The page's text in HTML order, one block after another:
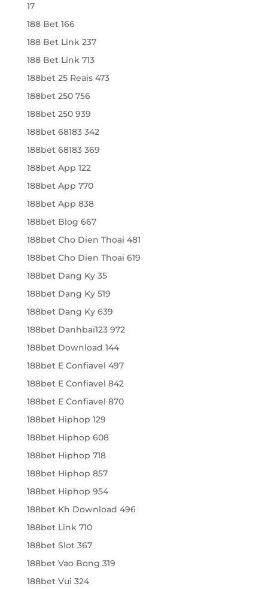
17
188 Bet 166
188 Bet Link 237
188 Bet Link 713
188bet 25 Reais 473
188bet 250 756
188bet 250 939
188bet 68183 342
188bet 68183 369
188bet App 122
188bet App 770
188bet App 838
188bet Blog 667
188bet Cho Dien Thoai 481
188bet Cho Dien Thoai 619
188bet Dang Ky 35
188bet Dang Ky 519
188bet Dang Ky 639
188bet Danhbai123 972
188bet Download 144
188bet E Confiavel 497
188bet E Confiavel 842
188bet E Confiavel 870
188bet Hiphop 129
188bet Hiphop 608
188bet Hiphop 718
188bet Hiphop 857
188bet Hiphop 954
188bet Kh Download 496
188bet Link 710
188bet Slot 367
188bet Vao Bong 319
188bet Vui 324